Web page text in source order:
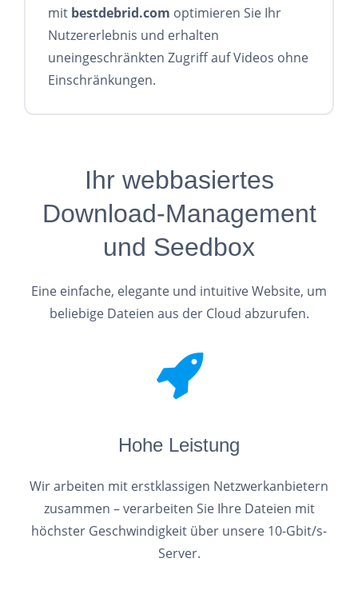
mit bestdebrid.com optimieren Sie Ihr
Nutzererlebnis und erhalten
uneingeschränkten Zugriff auf Videos ohne
Einschränkungen.
Ihr webbasiertes
Download-Management
und Seedbox
Eine einfache, elegante und intuitive Website, um
beliebige Dateien aus der Cloud abzurufen.
Hohe Leistung
Wir arbeiten mit erstklassigen Netzwerkanbietern
zusammen – verarbeiten Sie Ihre Dateien mit
höchster Geschwindigkeit über unsere 10-Gbit/s-
Server.